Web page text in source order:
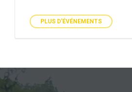
PLUS D'ÉVÉNEMENTS